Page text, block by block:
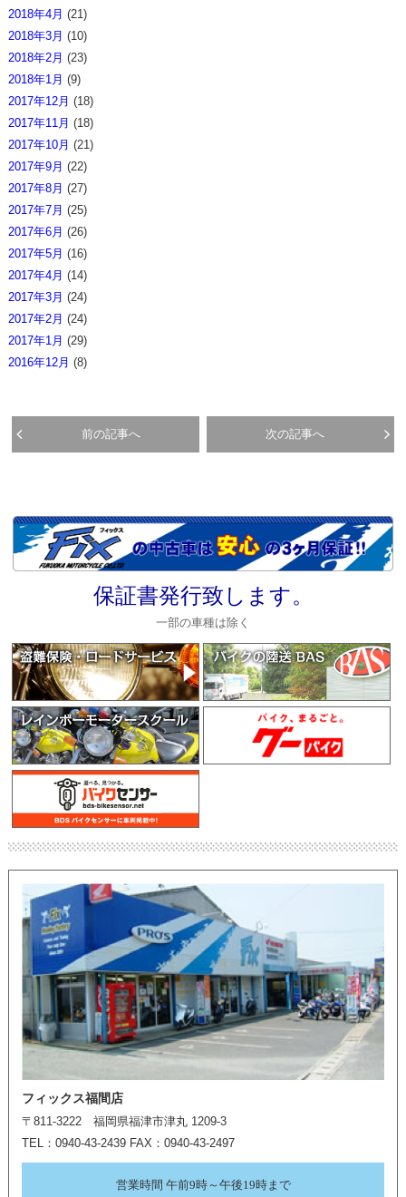
2018年4月 (21)
2018年3月 (10)
2018年2月 (23)
2018年1月 (9)
2017年12月 (18)
2017年11月 (18)
2017年10月 (21)
2017年9月 (22)
2017年8月 (27)
2017年7月 (25)
2017年6月 (26)
2017年5月 (16)
2017年4月 (14)
2017年3月 (24)
2017年2月 (24)
2017年1月 (29)
2016年12月 (8)
前の記事へ 次の記事へ
保証書発行致します。
一部の車種は除く
フィックス福間店
〒811-3222 福岡県福津市津丸 1209-3
TEL：0940-43-2439 FAX：0940-43-2497
営業時間 午前9時～午後19時まで